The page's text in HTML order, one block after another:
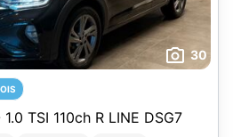
30
TSI 110ch R LINE DSG7